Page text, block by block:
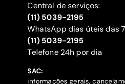
Central de serviços:
(11) 5039-2195
WhatsApp dias úteis das
(11) 5039-2195
‍Telefone 24h por dia
SAC:
informações gerais,